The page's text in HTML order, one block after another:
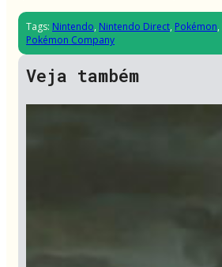
Tags: Nintendo, Nintendo Direct, Pokémon,
Pokémon Company
Veja também